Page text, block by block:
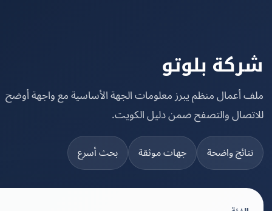
بلوتو
منظم يبرز معلومات الجهة الأساسية مع واجهة أوضح
والتصفح ضمن دليل الكويت.
واضحة جهات موثقة بحث أسرع